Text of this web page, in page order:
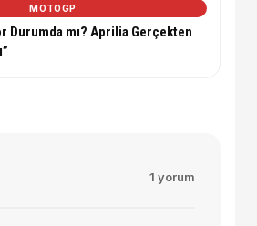
MOTOGP
Durumda mı? Aprilia Gerçekten
1 yorum